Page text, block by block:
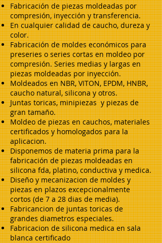
Fabricación de piezas moldeadas por
compresión, inyección y transferencia.
En cualquier calidad de caucho, dureza y
color.
Fabricación de moldes económicos para
preseries o series cortas en moldeo por
compresión. Series medias y largas en
piezas moldeadas por inyección.
Moldeados en NBR, VITON, EPDM, HNBR,
caucho natural, silicona y otros.
Juntas toricas, minipiezas y piezas de
gran tamaño.
Moldeo de piezas en cauchos, materiales
certificados y homologados para la
aplicacion.
Disponemos de materia prima para la
fabricación de piezas moldeadas en
silicona fda, platino, conductiva y medica.
Diseño y mecanizacion de moldes y
piezas en plazos excepcionalmente
cortos (de 7 a 28 dias de media).
Fabricancion de juntas toricas de
grandes diametros especiales.
Fabricacion de silicona medica en sala
blanca certificado